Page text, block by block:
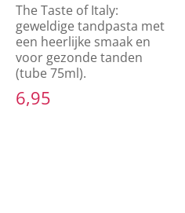
The Taste of Italy:
geweldige tandpasta met
een heerlijke smaak en
voor gezonde tanden
(tube 75ml).
6,95